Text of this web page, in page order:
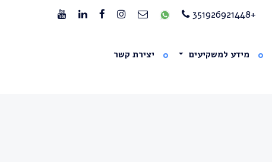
+351926921448
מידע למשקיעים יצירת קשר